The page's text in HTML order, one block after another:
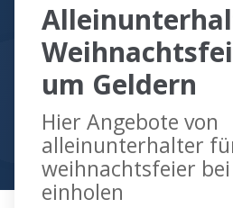
um Geldern
Hier Angebote von
alleinunterhalter
weihnachtsfeier
einholen